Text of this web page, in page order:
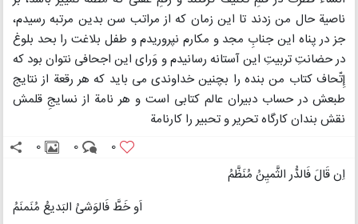
ناصیة حال من زدند تا این زمان که از مراتب سن بدین مرتبه رسیدم،
جز در پناه این جنابِ مجد و مکارم نپروریدم و طفل بلاغت را بحد بلوغ
در حضانتِ تربیتِ این آستانه رسانیدم و وَرای این اجحافی نتوان بود که
إِتّحاف کتاب من بنده را بچنین خداوندی می باید که هر رقعة از نتایج
طبعش در حساب دبیران عالم کتابی است و هر نامة از نسایجِ قلمش
نقش بندان کارگاه تحریر و تحبیر را کارنامة
0
0
0
اِن قَالَ فَالدُّر الثَّمیِنُ مُنَظَّمُ
اَو خَطَّ فَالوَشیُ البَدیعُ مُنَمنَمُ